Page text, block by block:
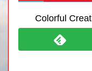
Colorful